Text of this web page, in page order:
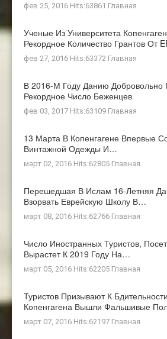
фев 25, 2016 Hits:63861 Главная
Ученые Из Университета
Рекордное Количество Грантов От
фев 27, 2016 Hits:63372 Главная
В 2016-М Году Данию Добровольно
Рекордное Число Беженцев
фев 03, 2017 Hits:63109 Главная
13 Марта В Копенгагене Впервые
Винтажной Одежды И…
март 02, 2016 Hits:62805 Главная
Перешедшая В Ислам 16-Летняя
Взорвать Еврейскую Школу В…
март 08, 2016 Hits:62766 Главная
Число Иностранных Туристов,
Вырастет К 2019 Году На…
март 05, 2016 Hits:62205 Главная
Туристов Призывают К
Копенгагена Вышли Фальшивые
март 07, 2016 Hits:62197 Главная